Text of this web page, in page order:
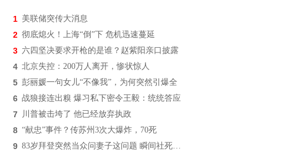
1 美联储突传大消息
2 彻底熄火！上海“倒”下 危机迅速蔓延
3 六四坚决要求开枪的是谁？赵紫阳亲口披露
4 北京失控：200万人离开，惨状惊人
5 彭丽媛一句女儿“不像我”，为何突然引爆全
6 战狼接连出糗 爆习私下密令王毅：统统答应
7 川普被击垮了 他已经放弃执政
8 “献忠”事件？传苏州3次大爆炸，70死
9 83岁拜登突然当众问妻子这问题 瞬间社死…